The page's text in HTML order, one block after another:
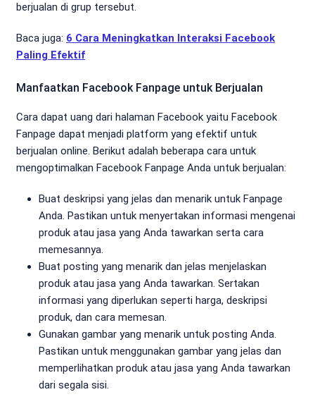
berjualan di grup tersebut.
Baca juga: 6 Cara Meningkatkan Interaksi Facebook
Paling Efektif
Manfaatkan Facebook Fanpage untuk Berjualan
Cara dapat uang dari halaman Facebook yaitu Facebook
Fanpage dapat menjadi platform yang efektif untuk
berjualan online. Berikut adalah beberapa cara untuk
mengoptimalkan Facebook Fanpage Anda untuk berjualan:
Buat deskripsi yang jelas dan menarik untuk Fanpage
Anda. Pastikan untuk menyertakan informasi mengenai
produk atau jasa yang Anda tawarkan serta cara
memesannya.
Buat posting yang menarik dan jelas menjelaskan
produk atau jasa yang Anda tawarkan. Sertakan
informasi yang diperlukan seperti harga, deskripsi
produk, dan cara memesan.
Gunakan gambar yang menarik untuk posting Anda.
Pastikan untuk menggunakan gambar yang jelas dan
memperlihatkan produk atau jasa yang Anda tawarkan
dari segala sisi.